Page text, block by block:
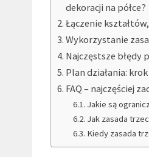
dekoracji na półce?
Łączenie
Wykorzystanie
Najczęstsze błędy
Plan działania:
FAQ – najczęściej
Jakie są
Jak zasada
Kiedy zasada